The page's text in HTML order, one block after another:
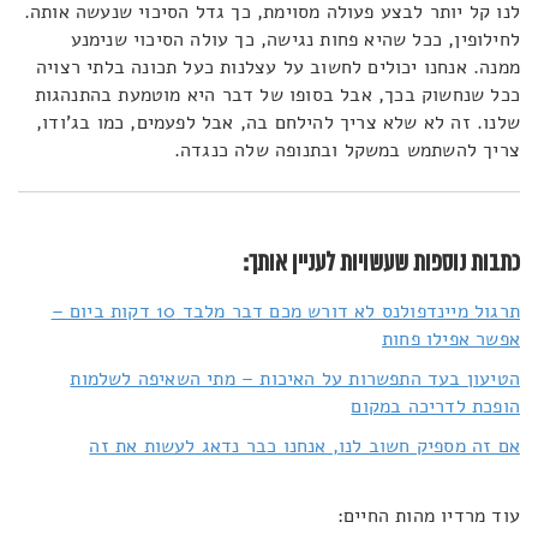
לנו קל יותר לבצע פעולה מסוימת, כך גדל הסיכוי שנעשה אותה.
לחילופין, ככל שהיא פחות נגישה, כך עולה הסיכוי שנימנע
ממנה. אנחנו יכולים לחשוב על עצלנות כעל תכונה בלתי רצויה
ככל שנחשוק בכך, אבל בסופו של דבר היא מוטמעת בהתנהגות
שלנו. זה לא שלא צריך להילחם בה, אבל לפעמים, כמו בג'ודו,
צריך להשתמש במשקל ובתנופה שלה כנגדה.
כתבות נוספות שעשויות לעניין אותך:
תרגול מיינדפולנס לא דורש מכם דבר מלבד 10 דקות ביום –
אפשר אפילו פחות
הטיעון בעד התפשרות על האיכות – מתי השאיפה לשלמות
הופכת לדריכה במקום
אם זה מספיק חשוב לנו, אנחנו כבר נדאג לעשות את זה
עוד מרדיו מהות החיים: